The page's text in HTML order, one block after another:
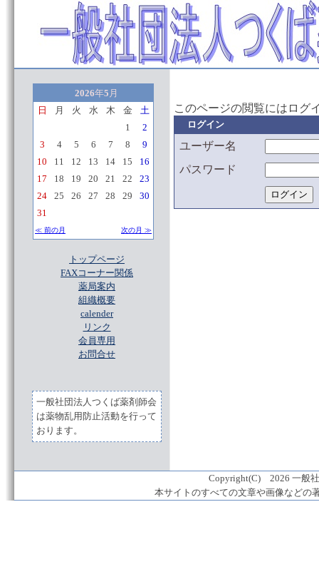
2026年5 月
日
月 火 水 木 金
土
1
2
3
4 5 6 7 8
9
10
11 12 13 14 15
16
17
18 19 20 21 22
23
24
25 26 27 28 29
30
31
≪ 前の月 次の月 ≫
トップページ
FAXコーナー関係
薬局案内
組織概要
calender
リンク
会員専用
お問合せ
一般社団法人つくば薬剤師会
は薬物乱用防止活動を行って
おります。
このページの閲覧にはログ
ログイン
ユーザー名
パスワード
Copyright(C) 2026 一般社
本サイトのすべての文章や画像などの